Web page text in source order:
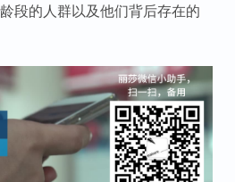
段的人群以及他们背后存在的